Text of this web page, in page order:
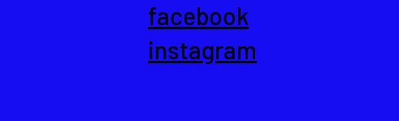
cette concentration toute bouddhique il
quotidien à ce détachement et cet oubli de
communier avec l'essentiel. Se laisser
pour devenir arbre surgissant, herbe folle,
facebook
instagram